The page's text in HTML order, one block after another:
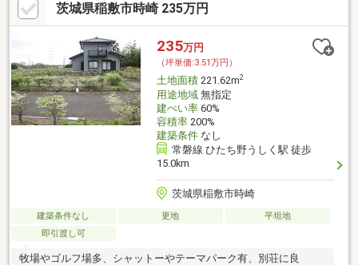
茨城県稲敷市時崎 235万円
235万円
（坪単価:3.51万円）
土地面積221.62m2
用途地域無指定
建ぺい率60%
容積率200%
建築条件なし
常磐線 ひたち野うしく駅 徒歩
15.0km
茨城県稲敷市時崎
建築条件なし 更地
平坦地
即引渡し可
牧場やゴルフ場多、シャットーやテーマパーク有、別荘に良